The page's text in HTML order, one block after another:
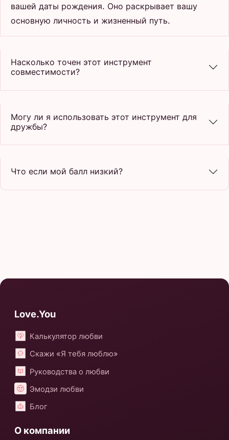
вашей даты рождения. Оно раскрывает вашу
основную личность и жизненный путь.
Насколько точен этот инструмент
совместимости?
Могу ли я использовать этот инструмент для
дружбы?
Что если мой балл низкий?
Love.You
Калькулятор любви
Скажи «Я тебя люблю»
Руководства о любви
Эмодзи любви
Блог
О компании